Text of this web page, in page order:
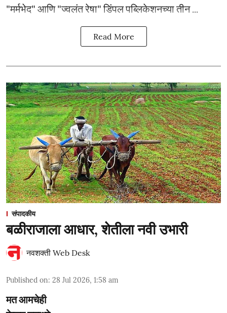
"मर्मभेद" आणि "ज्वलंत रेषा" डिंपल पब्लिकेशनच्या तीन ...
Read More
संपादकीय
बळीराजाला आधार, शेतीला नवी उभारी
नवशक्ती Web Desk
Published on: 28 Jul 2026, 1:58 am
मत आमचेही